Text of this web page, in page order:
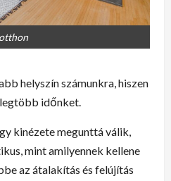
otthon
helyszín számunkra, hiszen
időnket.
kinézete megunttá válik,
mint amilyennek kellene
az átalakítás és felújítás